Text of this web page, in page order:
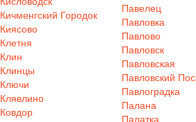
Кичменгский Городок
Киясово
Клетня
Клин
Клинцы
Ключи
Клявлино
Ковдор
Павелец
Павловка
Павлово
Павловск
Павловская
Павловский
Павлоградка
Палана
Палатка